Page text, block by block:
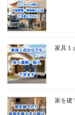
家具１
家を建